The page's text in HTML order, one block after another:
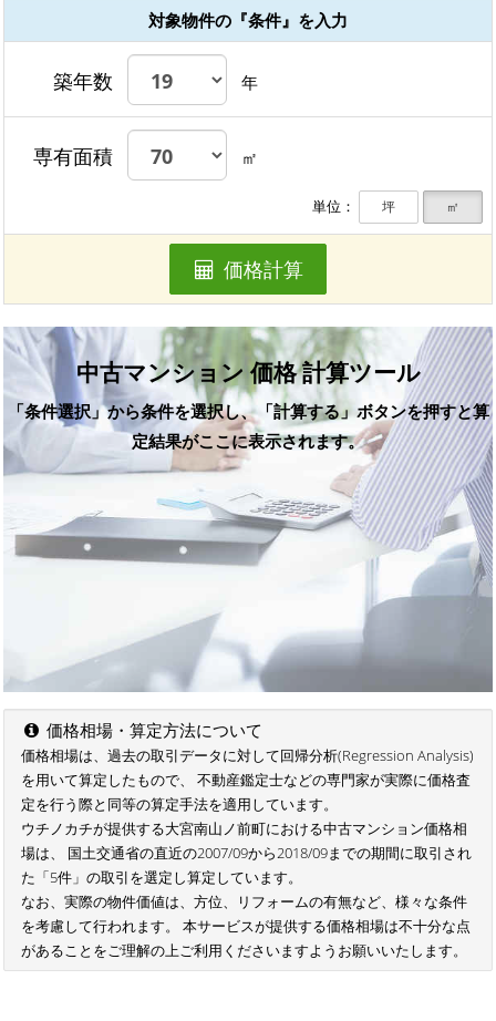
対象物件の『条件』を入力
築年数 年
専有面積 ㎡
単位： 坪 ㎡
価格計算
中古マンション 価格 計算ツール
「条件選択」から条件を選択し、「計算する」ボタンを押すと算
定結果がここに表示されます。
価格相場・算定方法について
価格相場は、過去の取引データに対して回帰分析(Regression Analysis)
を用いて算定したもので、 不動産鑑定士などの専門家が実際に価格査
定を行う際と同等の算定手法を適用しています。
ウチノカチが提供する大宮南山ノ前町における中古マンション価格相
場は、 国土交通省の直近の2007/09から2018/09までの期間に取引され
た「5件」の取引を選定し算定しています。
なお、実際の物件価値は、方位、リフォームの有無など、様々な条件
を考慮して行われます。 本サービスが提供する価格相場は不十分な点
があることをご理解の上ご利用くださいますようお願いいたします。